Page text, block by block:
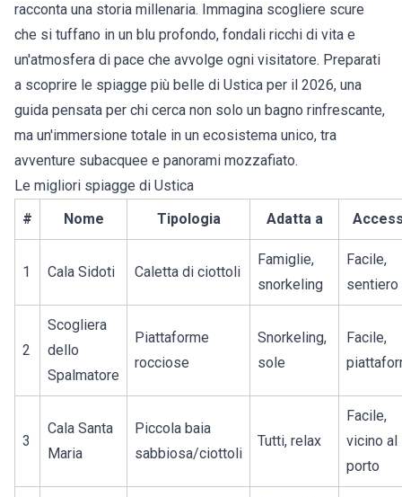
racconta una storia millenaria. Immagina scogliere scure
che si tuffano in un blu profondo, fondali ricchi di vita e
un'atmosfera di pace che avvolge ogni visitatore. Preparati
a scoprire le spiagge più belle di Ustica per il 2026, una
guida pensata per chi cerca non solo un bagno rinfrescante,
ma un'immersione totale in un ecosistema unico, tra
avventure subacquee e panorami mozzafiato.
Le migliori spiagge di Ustica
#
Nome Tipologia Adatta a
1 Cala Sidoti Caletta di ciottoli
Famiglie,
snorkeling
Facile,
sentiero
2
Scogliera
dello
Spalmatore
Piattaforme
rocciose
Snorkeling,
sole
Facile,
3
Cala Santa
Maria
Piccola baia
sabbiosa/ciottoli
Tutti, relax
Facile,
vicino al
porto